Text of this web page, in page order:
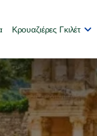
Κρουαζιέρες Γκιλέτ